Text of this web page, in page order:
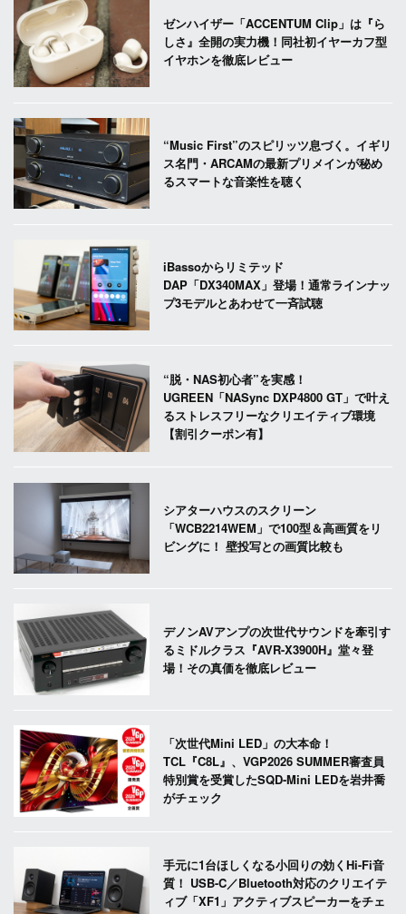
ゼンハイザー「ACCENTUM Clip」は『ら
しさ』全開の実力機！同社初イヤーカフ型
イヤホンを徹底レビュー
“Music First”のスピリッツ息づく。イギリ
ス名門・ARCAMの最新プリメインが秘め
るスマートな音楽性を聴く
iBassoからリミテッド
DAP「DX340MAX」登場！通常ラインナッ
プ3モデルとあわせて一斉試聴
“脱・NAS初心者”を実感！
UGREEN「NASync DXP4800 GT」で叶え
るストレスフリーなクリエイティブ環境
【割引クーポン有】
シアターハウスのスクリーン
「WCB2214WEM」で100型＆高画質をリ
ビングに！ 壁投写との画質比較も
デノンAVアンプの次世代サウンドを牽引す
るミドルクラス『AVR-X3900H』堂々登
場！その真価を徹底レビュー
「次世代Mini LED」の大本命！
TCL『C8L』、VGP2026 SUMMER審査員
特別賞を受賞したSQD-Mini LEDを岩井喬
がチェック
手元に1台ほしくなる小回りの効くHi-Fi音
質！ USB-C／Bluetooth対応のクリエイテ
ィブ「XF1」アクティブスピーカーをチェ